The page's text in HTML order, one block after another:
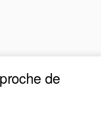
de